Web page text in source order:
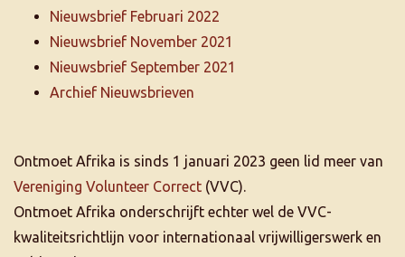
Nieuwsbrief Februari 2022
Nieuwsbrief November 2021
Nieuwsbrief September 2021
Archief Nieuwsbrieven
Ontmoet Afrika is sinds 1 januari 2023 geen lid meer van
Vereniging Volunteer Correct (VVC).
Ontmoet Afrika onderschrijft echter wel de VVC-
kwaliteitsrichtlijn voor internationaal vrijwilligerswerk en